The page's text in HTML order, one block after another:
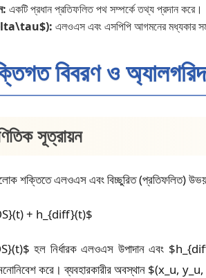
একটি প্রধান প্রতিফলিত পথ সম্পর্কে তথ্য প্রদান করে।
এলওএস এবং এসপিপি আগমনের মধ্যকার
বিবরণ ও
সূত্রায়ন
শক্তিতে এলওএস এবং বিচ্ছুরিত (প্রতিফলিত)
+ h_{diff}(t)$
হল নির্ধারক এলওএস উপাদান এবং
করে। ব্যবহারকারীর অবস্থান $(x_u,